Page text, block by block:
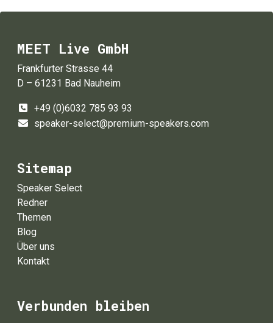
MEET Live GmbH
Frankfurter Strasse 44
D – 61231 Bad Nauheim
+49 (0)6032 785 93 93
speaker-select@premium-speakers.com
Sitemap
Speaker Select
Redner
Themen
Blog
Über uns
Kontakt
Verbunden bleiben